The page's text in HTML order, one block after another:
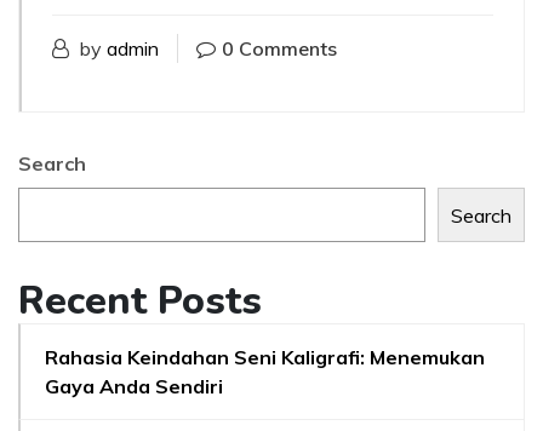
by admin 0 Comments
Search
Search
Recent Posts
Rahasia Keindahan Seni Kaligrafi: Menemukan
Gaya Anda Sendiri